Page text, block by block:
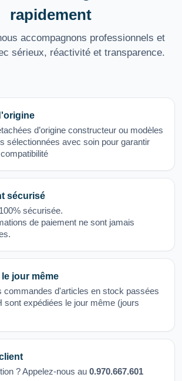
rapidement
accompagnons professionnels et
sérieux, réactivité et transparence.
d’origine constructeur ou modèles
sélectionnées avec soin pour garantir
sécurisé
sécurisée.
de paiement ne sont jamais
le jour même
commandes d'articles en stock passées
sont expédiées le jour même (jours
? Appelez-nous au 0.970.667.601